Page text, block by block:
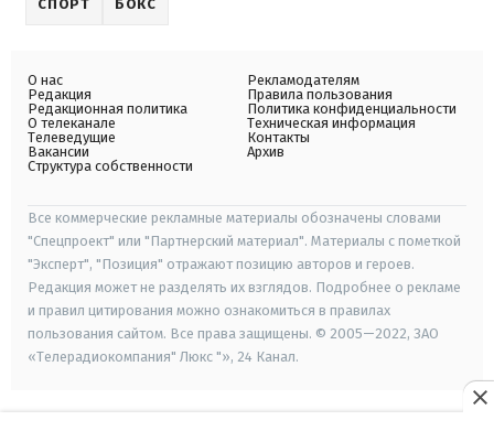
СПОРТ БОКС
О нас
Редакция
Редакционная политика
О телеканале
Телеведущие
Вакансии
Структура собственности
Рекламодателям
Правила пользования
Политика конфиденциальности
Техническая информация
Контакты
Архив
Все коммерческие рекламные материалы обозначены словами
"Спецпроект" или "Партнерский материал". Материалы с пометкой
"Эксперт", "Позиция" отражают позицию авторов и героев.
Редакция может не разделять их взглядов. Подробнее о рекламе
и правил цитирования можно ознакомиться в правилах
пользования сайтом. Все права защищены. © 2005—2022, ЗАО
«Телерадиокомпания" Люкс "», 24 Канал.